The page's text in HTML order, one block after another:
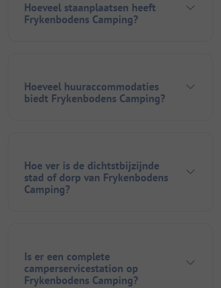
Hoeveel staanplaatsen heeft
Frykenbodens Camping?
Hoeveel huuraccommodaties
biedt Frykenbodens Camping?
Hoe ver is de dichtstbijzijnde
stad of dorp van Frykenbodens
Camping?
Is er een complete
camperservicestation op
Frykenbodens Camping?